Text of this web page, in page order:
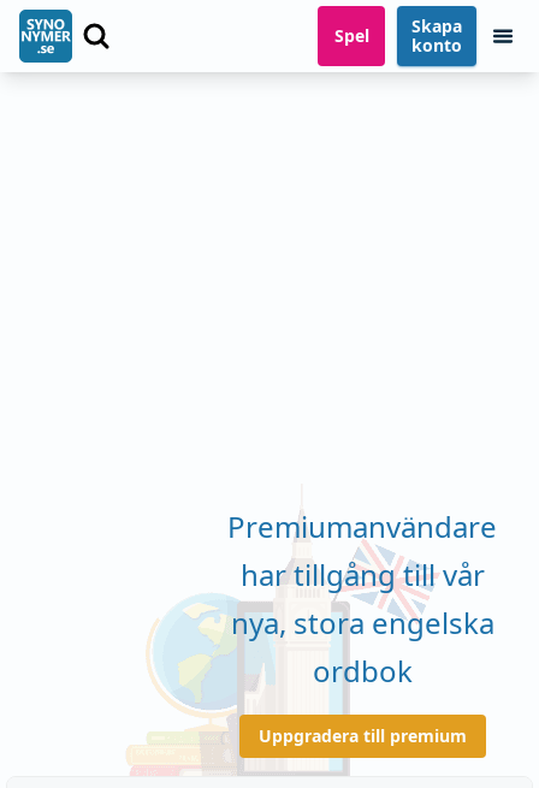
Spel
Skapa
konto
Premiumanvändare
har tillgång till vår
nya, stora engelska
ordbok
Uppgradera till premium